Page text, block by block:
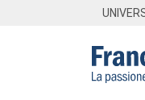
Menu